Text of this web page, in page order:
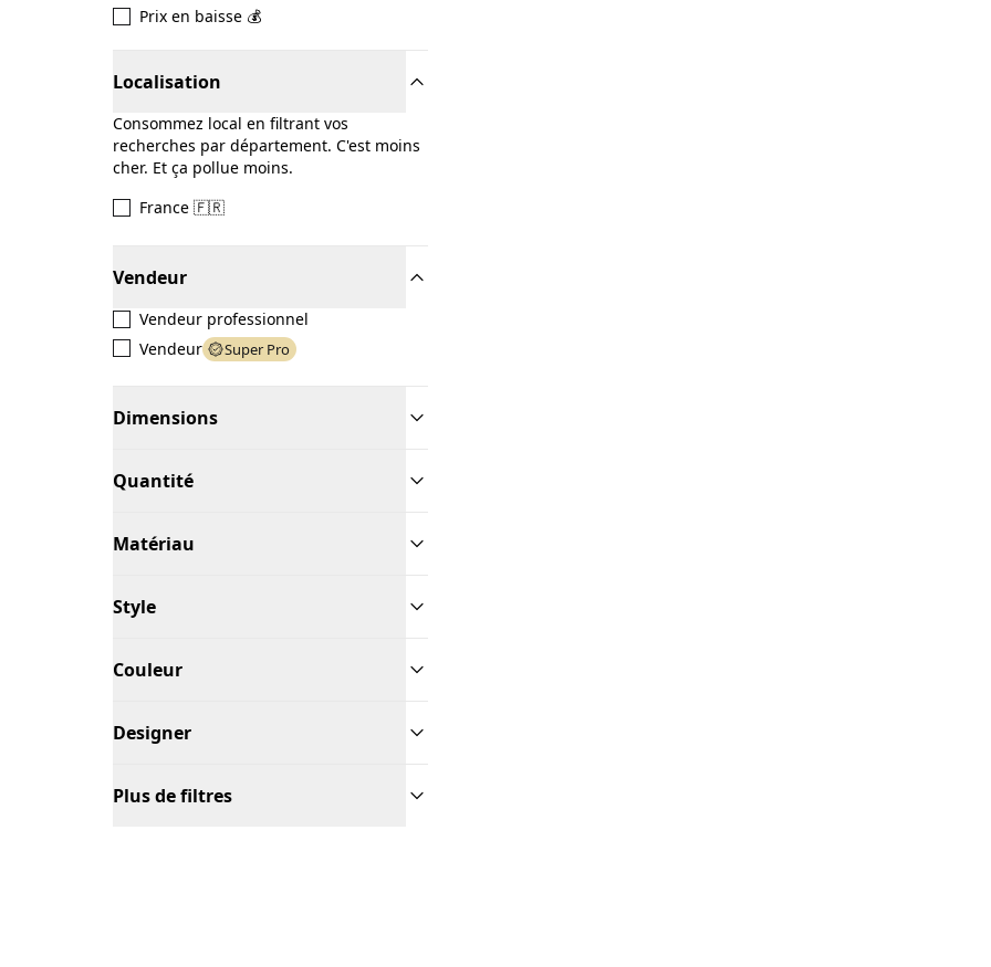
Prix en baisse 💰
Localisation
Consommez local en filtrant vos
recherches par département. C'est moins
cher. Et ça pollue moins.
France 🇫🇷
Vendeur
Vendeur professionnel
Vendeur
Super Pro
Dimensions
Quantité
Matériau
Style
Couleur
Designer
Plus de filtres